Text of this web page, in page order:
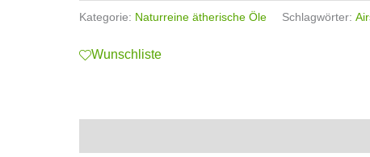
Kategorie: Naturreine ätherische Öle Schlagwörter:
Wunschliste